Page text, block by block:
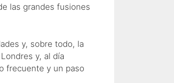
las grandes fusiones
y, sobre todo, la
y, al día
frecuente y un paso